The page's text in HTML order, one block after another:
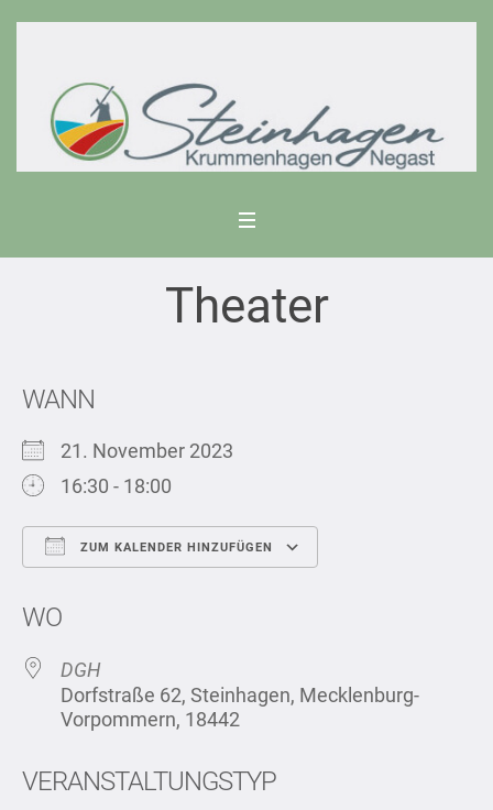
Theater
WANN
21. November 2023
16:30 - 18:00
ZUM KALENDER HINZUFÜGEN
WO
DGH
Dorfstraße 62, Steinhagen, Mecklenburg-
Vorpommern, 18442
VERANSTALTUNGSTYP